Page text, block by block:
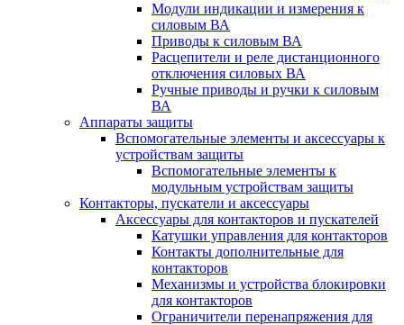
Модули индикации и измерения к
силовым ВА
Приводы к силовым ВА
Расцепители и реле дистанционного
отключения силовых ВА
Ручные приводы и ручки к силовым
ВА
Аппараты защиты
Вспомогательные элементы и аксессуары к
устройствам защиты
Вспомогательные элементы к
модульным устройствам защиты
Контакторы, пускатели и аксессуары
Аксессуары для контакторов и пускателей
Катушки управления для контакторов
Контакты дополнительные для
контакторов
Механизмы и устройства блокировки
для контакторов
Ограничители перенапряжения для